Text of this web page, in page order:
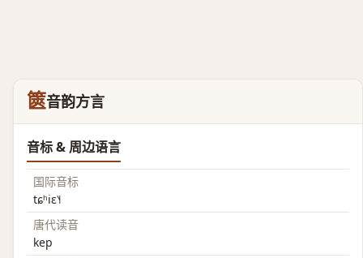
篋音韵方言
音标 & 周边语言
国际音标
tɕʰiɛ˥˧
唐代读音
kep